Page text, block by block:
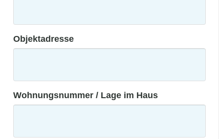
Objektadresse
Wohnungsnummer / Lage im Haus